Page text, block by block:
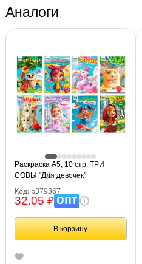
Аналоги
Раскраска А5, 10 стр. ТРИ
СОВЫ "Для девочек"
Код: р379367
32.05 ₽ОПТ
В корзину